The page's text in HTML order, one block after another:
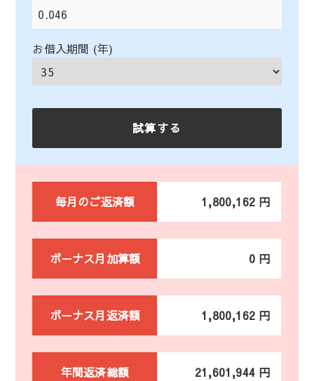
お借入期間 (年)
毎月のご返済額 1,800,162 円
ボーナス月加算額 0 円
ボーナス月返済額 1,800,162 円
年間返済総額 21,601,944 円